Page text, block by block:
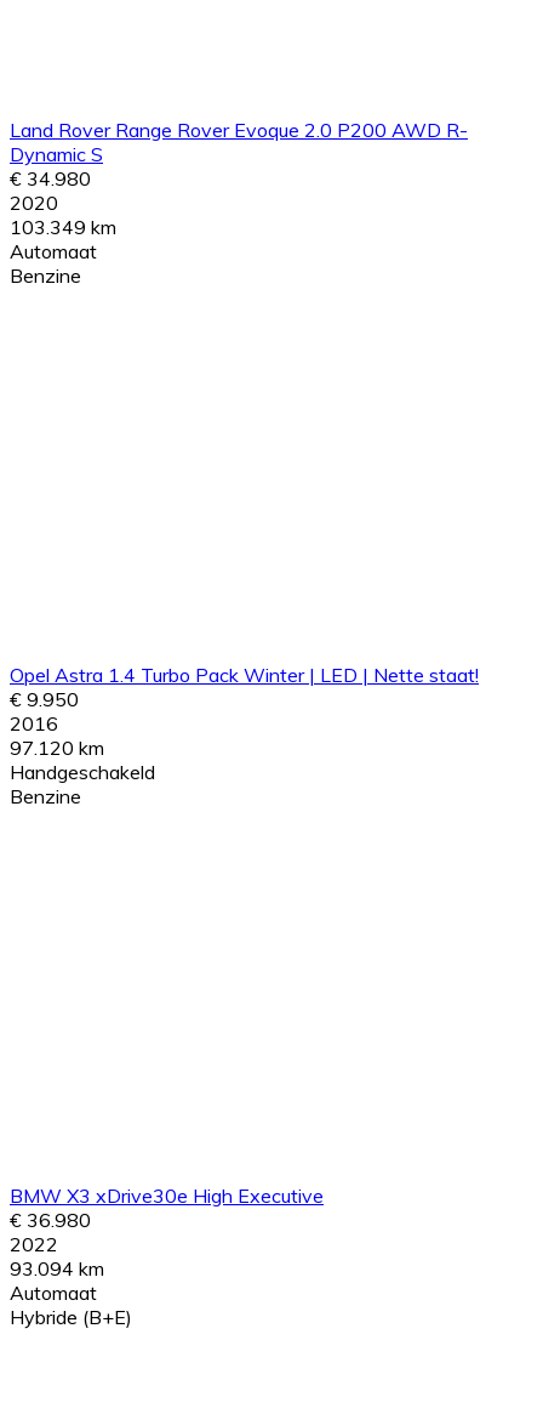
Land Rover Range Rover Evoque 2.0 P200 AWD R-
Dynamic S
€ 34.980
2020
103.349 km
Automaat
Benzine
Opel Astra 1.4 Turbo Pack Winter | LED | Nette staat!
€ 9.950
2016
97.120 km
Handgeschakeld
Benzine
BMW X3 xDrive30e High Executive
€ 36.980
2022
93.094 km
Automaat
Hybride (B+E)